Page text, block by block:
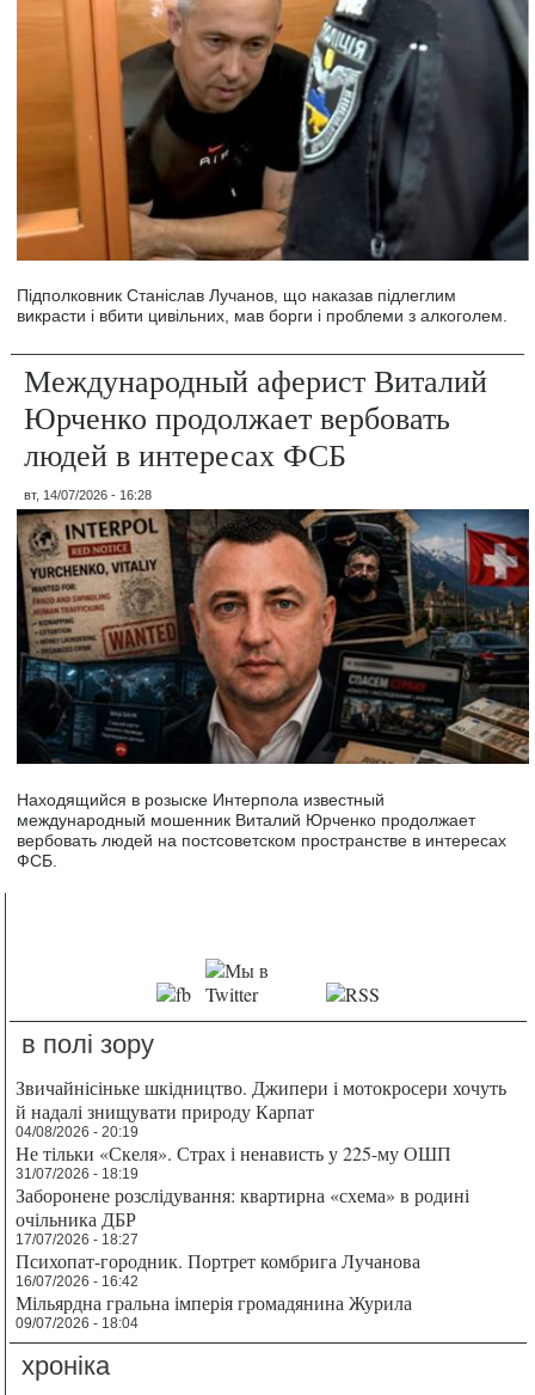
Підполковник Станіслав Лучанов, що наказав підлеглим
викрасти і вбити цивільних, мав борги і проблеми з алкоголем.
Международный аферист Виталий
Юрченко продолжает вербовать
людей в интересах ФСБ
вт, 14/07/2026 - 16:28
Находящийся в розыске Интерпола известный
международный мошенник Виталий Юрченко продолжает
вербовать людей на постсоветском пространстве в интересах
ФСБ.
в полі зору
Звичайнісіньке шкідництво. Джипери і мотокросери хочуть
й надалі знищувати природу Карпат
04/08/2026 - 20:19
Не тільки «Скеля». Страх і ненависть у 225-му ОШП
31/07/2026 - 18:19
Заборонене розслідування: квартирна «схема» в родині
очільника ДБР
17/07/2026 - 18:27
Психопат-городник. Портрет комбрига Лучанова
16/07/2026 - 16:42
Мільярдна гральна імперія громадянина Журила
09/07/2026 - 18:04
хроніка